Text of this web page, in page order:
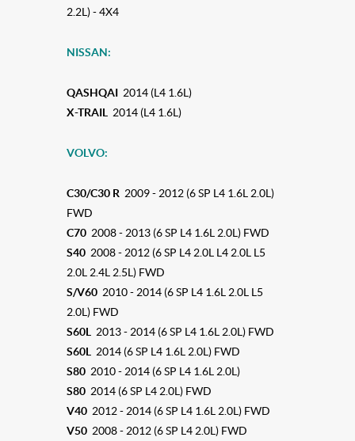
2.2L) - 4X4
NISSAN:
QASHQAI 2014 (L4 1.6L)
X-TRAIL
2014 (L4 1.6L)
VOLVO:
C30/C30 R 2009 - 2012 (6 SP L4 1.6L 2.0L)
FWD
C70 2008 - 2013 (6 SP L4 1.6L 2.0L) FWD
S40 2008 - 2012 (6 SP L4 2.0L L4 2.0L L5
2.0L 2.4L 2.5L) FWD
S/V60 2010 - 2014 (6 SP L4 1.6L 2.0L L5
2.0L) FWD
S60L
2013 - 2014 (6 SP L4 1.6L 2.0L) FWD
S60L
2014 (6 SP L4 1.6L 2.0L) FWD
S80 2010 - 2014 (6 SP L4 1.6L 2.0L)
S80 2014 (6 SP L4 2.0L) FWD
V40 2012 - 2014 (6 SP L4 1.6L 2.0L) FWD
V50 2008 - 2012 (6 SP L4 2.0L) FWD